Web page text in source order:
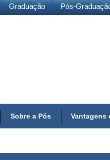
Graduação Pós-
Sobre a Pós Vantagens